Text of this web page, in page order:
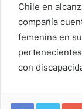
Chile en
compañía
femenina en
con